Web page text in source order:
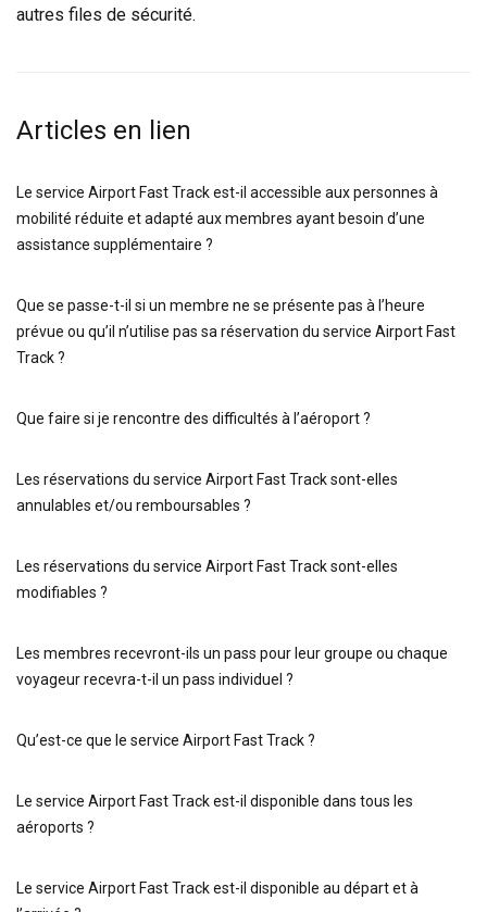
autres files de sécurité.
Articles en lien
Le service Airport Fast Track est-il accessible aux personnes à
mobilité réduite et adapté aux membres ayant besoin d’une
assistance supplémentaire ?
Que se passe-t-il si un membre ne se présente pas à l’heure
prévue ou qu’il n’utilise pas sa réservation du service Airport Fast
Track ?
Que faire si je rencontre des difficultés à l’aéroport ?
Les réservations du service Airport Fast Track sont-elles
annulables et/ou remboursables ?
Les réservations du service Airport Fast Track sont-elles
modifiables ?
Les membres recevront-ils un pass pour leur groupe ou chaque
voyageur recevra-t-il un pass individuel ?
Qu’est-ce que le service Airport Fast Track ?
Le service Airport Fast Track est-il disponible dans tous les
aéroports ?
Le service Airport Fast Track est-il disponible au départ et à